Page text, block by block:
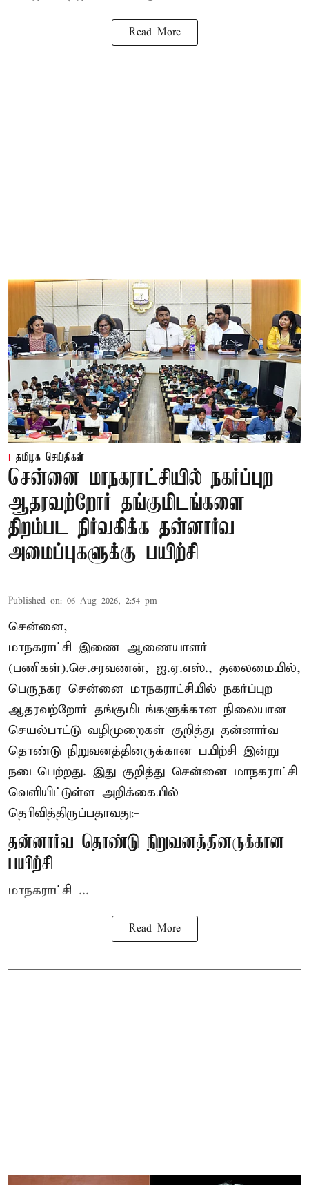
Read More
தமிழக செய்திகள்
சென்னை மாநகராட்சியில் நகர்ப்புற
ஆதரவற்றோர் தங்குமிடங்களை
திறம்பட நிர்வகிக்க தன்னார்வ
அமைப்புகளுக்கு பயிற்சி
Published on: 06 Aug 2026, 2:54 pm
சென்னை,
மாநகராட்சி இணை ஆணையாளர்
(பணிகள்).செ.சரவணன், ஐ.ஏ.எஸ்., தலைமையில்,
பெருநகர சென்னை மாநகராட்சியில் நகர்ப்புற
ஆதரவற்றோர் தங்குமிடங்களுக்கான நிலையான
செயல்பாட்டு வழிமுறைகள் குறித்து தன்னார்வ
தொண்டு நிறுவனத்தினருக்கான பயிற்சி இன்று
நடைபெற்றது. இது குறித்து சென்னை மாநகராட்சி
வெளியிட்டுள்ள அறிக்கையில்
தெரிவித்திருப்பதாவது:-
தன்னார்வ தொண்டு நிறுவனத்தினருக்கான
பயிற்சி
மாநகராட்சி ...
Read More